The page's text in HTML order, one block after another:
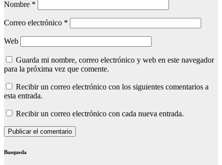
Nombre *
Correo electrónico *
Web
Guarda mi nombre, correo electrónico y web en este navegador
para la próxima vez que comente.
Recibir un correo electrónico con los siguientes comentarios a
esta entrada.
Recibir un correo electrónico con cada nueva entrada.
Busqueda